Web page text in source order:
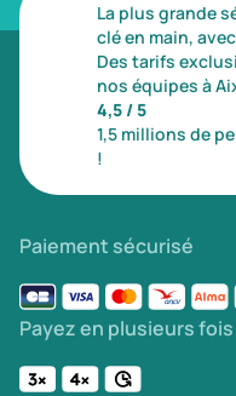
La plus grande
clé en main,
Des tarifs
nos équipes à
4,5 / 5
1,5 millions de
!
Paiement sécurisé
Payez en plusieurs fois